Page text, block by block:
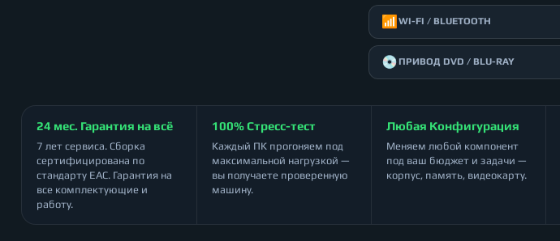
📶 WI-FI / BLUETOOTH
💿 ПРИВОД DVD / BLU-RAY
24 мес. Гарантия на всё
7 лет сервиса. Сборка
сертифицирована по
стандарту ЕАС. Гарантия на
все комплектующие и
работу.
100% Стресс-тест
Каждый ПК прогоняем под
максимальной нагрузкой —
вы получаете проверенную
машину.
Любая Конфигурация
Меняем любой компонент
под ваш бюджет и задачи —
корпус, память, видеокарту.